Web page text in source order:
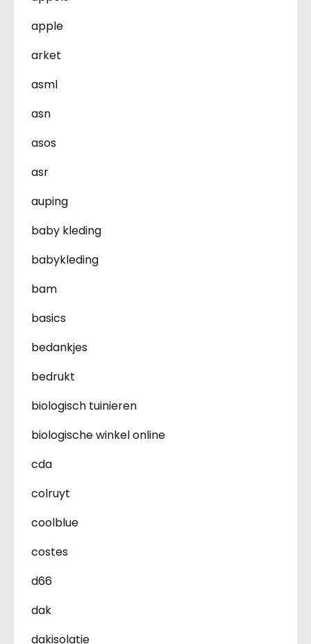
apple
arket
asml
asn
asos
asr
auping
baby kleding
babykleding
bam
basics
bedankjes
bedrukt
biologisch tuinieren
biologische winkel online
cda
colruyt
coolblue
costes
d66
dak
dakisolatie